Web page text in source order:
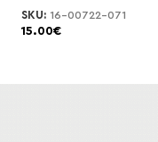
SKU: 16-00722-071
15.00€